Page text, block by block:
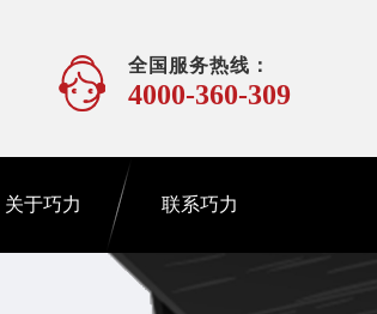
全国服务热线：
4000-360-309
关于巧力 联系巧力